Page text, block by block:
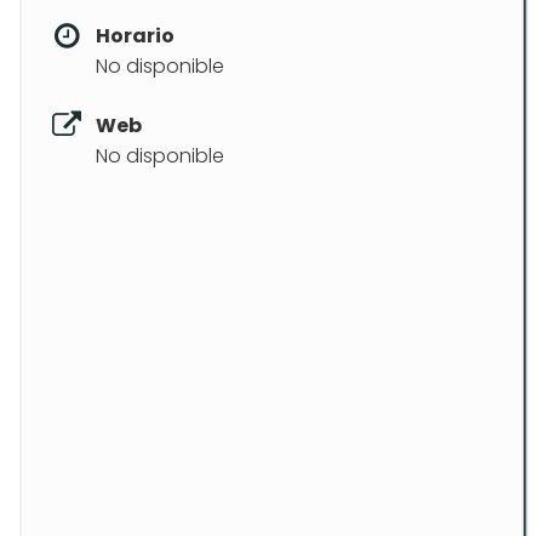
Horario
No disponible
Web
No disponible